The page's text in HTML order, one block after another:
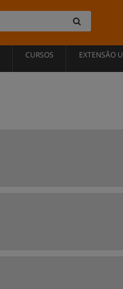
CURSOS EXTENSÃO